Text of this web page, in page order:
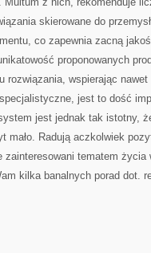
skierowane do
co zapewnia zacną
proponowanych
rozwiązania, wspierając
jest to dość
jest jednak tak istotny,
mało. Radują aczkolwiek
tematem życia
kilka banalnych porad dot.